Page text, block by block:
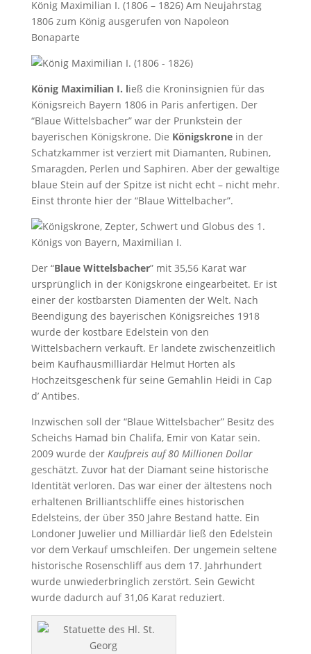
König Maximilian I. (1806 – 1826) Am Neujahrstag
1806 zum König ausgerufen von Napoleon
Bonaparte
König Maximilian I. ließ die Kroninsignien für das
Königsreich Bayern 1806 in Paris anfertigen. Der
“Blaue Wittelsbacher” war der Prunkstein der
bayerischen Königskrone. Die Königskronein der
Schatzkammer ist verziert mit Diamanten, Rubinen,
Smaragden, Perlen und Saphiren. Aber der gewaltige
blaue Stein auf der Spitze ist nicht echt – nicht mehr.
Einst thronte hier der “Blaue Wittelbacher”.
Der “Blaue Wittelsbacher” mit 35,56 Karat war
ursprünglich in der Königskrone eingearbeitet. Er ist
einer der kostbarsten Diamenten der Welt. Nach
Beendigung des bayerischen Königsreiches 1918
wurde der kostbare Edelstein von den
Wittelsbachern verkauft. Er landete zwischenzeitlich
beim Kaufhausmilliardär Helmut Horten als
Hochzeitsgeschenk für seine Gemahlin Heidi in Cap
d’ Antibes.
Inzwischen soll der “Blaue Wittelsbacher” Besitz des
Scheichs Hamad bin Chalifa, Emir von Katar sein.
2009 wurde der Kaufpreis auf 80 Millionen Dollar
geschätzt. Zuvor hat der Diamant seine historische
Identität verloren. Das war einer der ältestens noch
erhaltenen Brilliantschliffe eines historischen
Edelsteins, der über 350 Jahre Bestand hatte. Ein
Londoner Juwelier und Milliardär ließ den Edelstein
vor dem Verkauf umschleifen. Der ungemein seltene
historische Rosenschliff aus dem 17. Jahrhundert
wurde unwiederbringlich zerstört. Sein Gewicht
wurde dadurch auf 31,06 Karat reduziert.